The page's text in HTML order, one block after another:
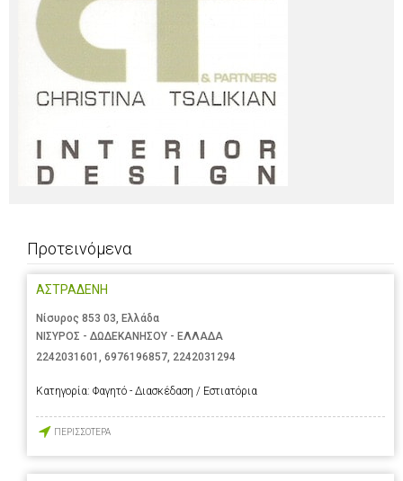
Προτεινόμενα
ΑΣΤΡΑΔΕΝΗ
Νίσυρος 853 03, Ελλάδα
ΝΙΣΥΡΟΣ - ΔΩΔΕΚΑΝΗΣΟΥ - ΕΛΛΑΔΑ
2242031601 , 6976196857, 2242031294
Κατηγορία: Φαγητό - Διασκέδαση / Εστιατόρια
ΠΕΡΙΣΣΟΤΕΡΑ